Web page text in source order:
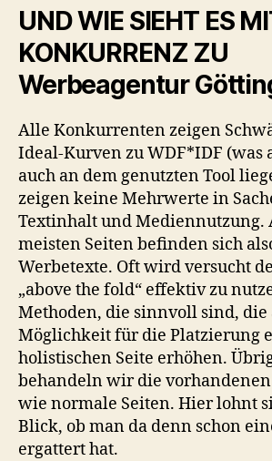
UND WIE SIEHT ES
KONKURRENZ ZU
Werbeagentur
Alle Konkurrenten zeigen
Ideal-Kurven zu WDF*IDF (was
auch an dem genutzten Tool
zeigen keine Mehrwerte in
Textinhalt und Mediennutzung.
meisten Seiten befinden sich
Werbetexte. Oft wird versucht
„above the fold“ effektiv zu
Methoden, die sinnvoll sind, die
Möglichkeit für die Platzierung
holistischen Seite erhöhen.
behandeln wir die vorhandenen
wie normale Seiten. Hier lohnt
Blick, ob man da denn schon
ergattert hat.